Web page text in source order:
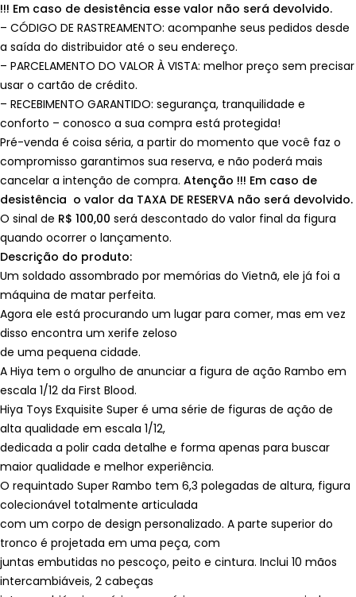
!!! Em caso de desistência esse valor não será devolvido.
– CÓDIGO DE RASTREAMENTO: acompanhe seus pedidos desde
a saída do distribuidor até o seu endereço.
– PARCELAMENTO DO VALOR À VISTA: melhor preço sem precisar
usar o cartão de crédito.
– RECEBIMENTO GARANTIDO: segurança, tranquilidade e
conforto – conosco a sua compra está protegida!
Pré-venda é coisa séria, a partir do momento que você faz o
compromisso garantimos sua reserva, e não poderá mais
cancelar a intenção de compra. Atenção !!! Em caso de
desistência o valor da TAXA DE RESERVA não será devolvido.
O sinal de R$ 100,00 será descontado do valor final da figura
quando ocorrer o lançamento.
Descrição do produto:
Um soldado assombrado por memórias do Vietnã, ele já foi a
máquina de matar perfeita.
Agora ele está procurando um lugar para comer, mas em vez
disso encontra um xerife zeloso
de uma pequena cidade.
A Hiya tem o orgulho de anunciar a figura de ação Rambo em
escala 1/12 da First Blood.
Hiya Toys Exquisite Super é uma série de figuras de ação de
alta qualidade em escala 1/12,
dedicada a polir cada detalhe e forma apenas para buscar
maior qualidade e melhor experiência.
O requintado Super Rambo tem 6,3 polegadas de altura, figura
colecionável totalmente articulada
com um corpo de design personalizado. A parte superior do
tronco é projetada em uma peça, com
juntas embutidas no pescoço, peito e cintura. Inclui 10 mãos
intercambiáveis, 2 cabeças